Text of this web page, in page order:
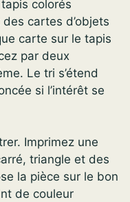
colorés
cartes d’objets
carte sur le tapis
par deux
Le tri s’étend
si l’intérêt se
Imprimez une
triangle et des
la pièce sur le bon
de couleur